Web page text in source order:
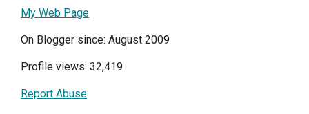
My Web Page
On Blogger since: August 2009
Profile views: 32,419
Report Abuse